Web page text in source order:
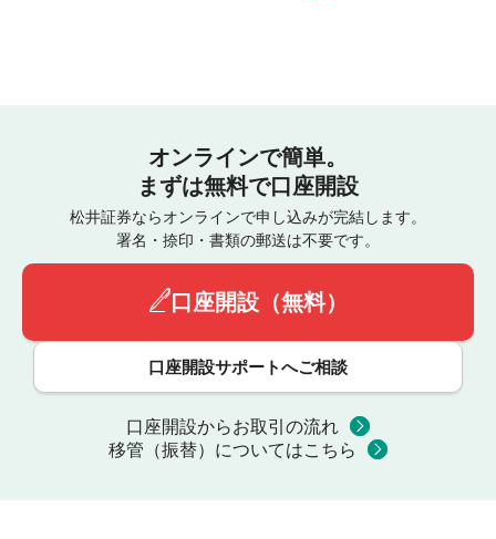
オンラインで簡単。
まずは無料で口座開設
松井証券ならオンラインで申し込みが完結します。
署名・捺印・書類の郵送は不要です。
口座開設（無料）
口座開設サポートへご相談
口座開設からお取引の流れ
移管（振替）についてはこちら